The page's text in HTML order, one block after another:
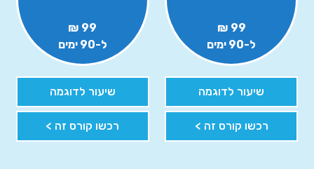
99 ₪
ל-90 ימים
שיעור לדוגמה
רכשו קורס זה >
99 ₪
ל-90 ימים
שיעור לדוגמה
רכשו קורס זה >